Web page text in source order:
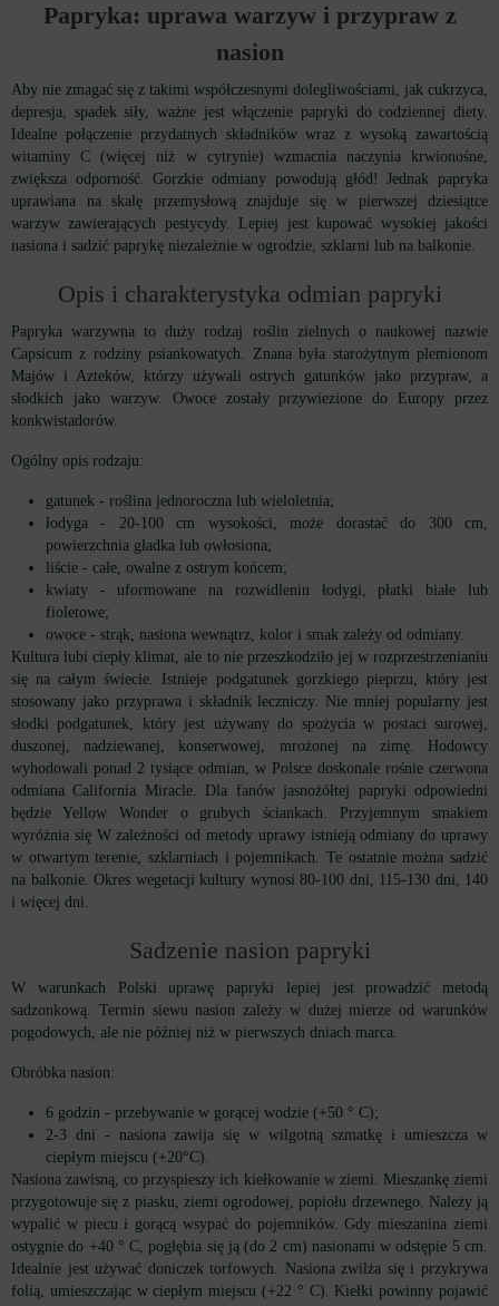
Papryka: uprawa warzyw i przypraw z
nasion
Aby nie zmagać się z takimi współczesnymi dolegliwościami, jak cukrzyca,
depresja, spadek siły, ważne jest włączenie papryki do codziennej diety.
Idealne połączenie przydatnych składników wraz z wysoką zawartością
witaminy C (więcej niż w cytrynie) wzmacnia naczynia krwionośne,
zwiększa odporność. Gorzkie odmiany powodują głód! Jednak papryka
uprawiana na skalę przemysłową znajduje się w pierwszej dziesiątce
warzyw zawierających pestycydy. Lepiej jest kupować wysokiej jakości
nasiona i sadzić paprykę niezależnie w ogrodzie, szklarni lub na balkonie.
Opis i charakterystyka odmian papryki
Papryka warzywna to duży rodzaj roślin zielnych o naukowej nazwie
Capsicum z rodziny psiankowatych. Znana była starożytnym plemionom
Majów i Azteków, którzy używali ostrych gatunków jako przypraw, a
słodkich jako warzyw. Owoce zostały przywiezione do Europy przez
konkwistadorów.
Ogólny opis rodzaju:
gatunek - roślina jednoroczna lub wieloletnia;
łodyga - 20-100 cm wysokości, może dorastać do 300 cm,
powierzchnia gładka lub owłosiona;
liście - całe, owalne z ostrym końcem;
kwiaty - uformowane na rozwidleniu łodygi, płatki białe lub
fioletowe;
owoce - strąk, nasiona wewnątrz, kolor i smak zależy od odmiany.
Kultura lubi ciepły klimat, ale to nie przeszkodziło jej w rozprzestrzenianiu
się na całym świecie. Istnieje podgatunek gorzkiego pieprzu, który jest
stosowany jako przyprawa i składnik leczniczy. Nie mniej popularny jest
słodki podgatunek, który jest używany do spożycia w postaci surowej,
duszonej, nadziewanej, konserwowej, mrożonej na zimę. Hodowcy
wyhodowali ponad 2 tysiące odmian, w Polsce doskonale rośnie czerwona
odmiana California Miracle. Dla fanów jasnożółtej papryki odpowiedni
będzie Yellow Wonder o grubych ściankach. Przyjemnym smakiem
wyróżnia się W zależności od metody uprawy istnieją odmiany do uprawy
w otwartym terenie, szklarniach i pojemnikach. Te ostatnie można sadzić
na balkonie. Okres wegetacji kultury wynosi 80-100 dni, 115-130 dni, 140
i więcej dni.
Sadzenie nasion papryki
W warunkach Polski uprawę papryki lepiej jest prowadzić metodą
sadzonkową. Termin siewu nasion zależy w dużej mierze od warunków
pogodowych, ale nie później niż w pierwszych dniach marca.
Obróbka nasion:
6 godzin - przebywanie w gorącej wodzie (+50 ° C);
2-3 dni - nasiona zawija się w wilgotną szmatkę i umieszcza w
ciepłym miejscu (+20°C).
Nasiona zawisną, co przyspieszy ich kiełkowanie w ziemi. Mieszankę ziemi
przygotowuje się z piasku, ziemi ogrodowej, popiołu drzewnego. Należy ją
wypalić w piecu i gorącą wsypać do pojemników. Gdy mieszanina ziemi
ostygnie do +40 ° C, pogłębia się ją (do 2 cm) nasionami w odstępie 5 cm.
Idealnie jest używać doniczek torfowych. Nasiona zwilża się i przykrywa
folią, umieszczając w ciepłym miejscu (+22 ° C). Kiełki powinny pojawić